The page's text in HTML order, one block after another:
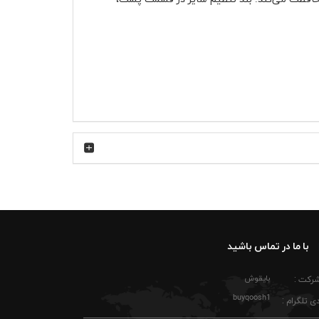
رانندگی طولانی یا پیاده‌روی عصرگاهی هم
اسپرت سفید، مشکی یا حتی رنگ‌های خنثی هماهنگ
با ما در تماس باشید
شرکت :
تلگرام :
بایقوش
buyqoosh1